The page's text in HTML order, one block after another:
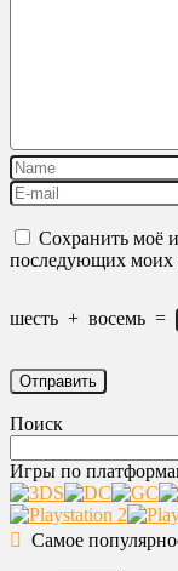
Сохранить моё
последующих моих
шесть + восемь =
Поиск
Игры по
Самое